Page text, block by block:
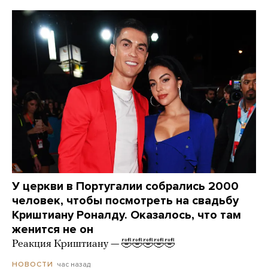
У церкви в Португалии собрались 2000
человек, чтобы посмотреть на свадьбу
Криштиану Роналду. Оказалось, что там
женится не он
Реакция Криштиану — 🤣🤣🤣🤣🤣
НОВОСТИ час назад